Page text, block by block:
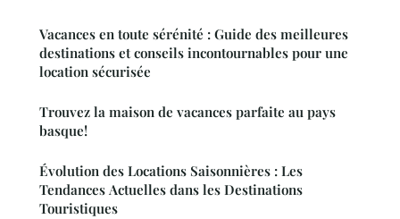
Vacances en toute sérénité : Guide des meilleures
destinations et conseils incontournables pour une
location sécurisée
Trouvez la maison de vacances parfaite au pays
basque!
Évolution des Locations Saisonnières : Les
Tendances Actuelles dans les Destinations
Touristiques